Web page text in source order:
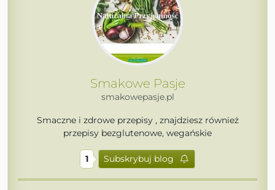
Smakowe Pasje
smakowepasje.pl
Smaczne i zdrowe przepisy , znajdziesz również
przepisy bezglutenowe, wegańskie
1 Subskrybuj blog